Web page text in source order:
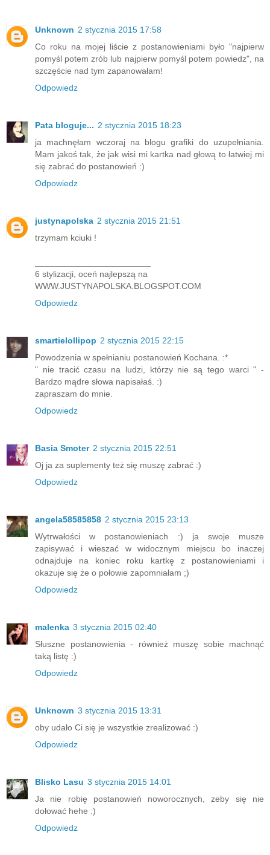
Unknown 2 stycznia 2015 17:58
Co roku na mojej liście z postanowieniami było "najpierw
pomyśl potem zrób lub najpierw pomyśl potem powiedz", na
szczęście nad tym zapanowałam!
Odpowiedz
Pata bloguje... 2 stycznia 2015 18:23
ja machnęłam wczoraj na blogu grafiki do uzupełniania.
Mam jakoś tak, że jak wisi mi kartka nad głową to łatwiej mi
się zabrać do postanowień :)
Odpowiedz
justynapolska 2 stycznia 2015 21:51
trzymam kciuki !
6 stylizacji, oceń najlepszą na
WWW.JUSTYNAPOLSKA.BLOGSPOT.COM
Odpowiedz
smartielollipop 2 stycznia 2015 22:15
Powodzenia w spełnianiu postanowień Kochana. :*
" nie tracić czasu na ludzi, którzy nie są tego warci " -
Bardzo mądre słowa napisałaś. :)
zapraszam do mnie.
Odpowiedz
Basia Smoter 2 stycznia 2015 22:51
Oj ja za suplementy też się muszę zabrać :)
Odpowiedz
angela58585858 2 stycznia 2015 23:13
Wytrwałości w postanowieniach :) ja swoje musze
zapisywać i wieszać w widocznym miejscu bo inaczej
odnajduje na koniec roku kartkę z postanowieniami i
okazuje się że o połowie zapomniałam ;)
Odpowiedz
malenka 3 stycznia 2015 02:40
Słuszne postanowienia - również muszę sobie machnąć
taką listę :)
Odpowiedz
Unknown 3 stycznia 2015 13:31
oby udało Ci się je wszystkie zrealizować :)
Odpowiedz
Blisko Lasu 3 stycznia 2015 14:01
Ja nie robię postanowień noworocznych, zeby się nie
dołować hehe :)
Odpowiedz